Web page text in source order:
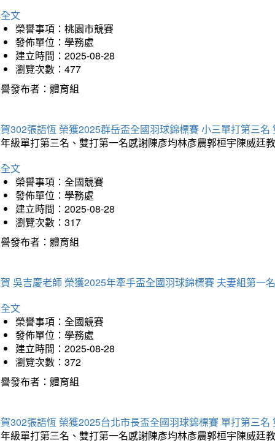
文
榮譽事項：桃園市競賽
發佈單位：學務處
建立時間：2025-08-28
瀏覽次數：477
發布者：體育組
302張語恆 榮獲2025群岳盃全國羽球錦標賽 小三單打第三名
級單打第三名、雙打第一名感謝陳彥均林彥農郭桓宇陳威廷
文
榮譽事項：全國競賽
發佈單位：學務處
建立時間：2025-08-28
瀏覽次數：317
發布者：體育組
吳吉慶老師 榮獲2025年牽手盃全國羽球錦標賽 夫妻組第一名
文
榮譽事項：全國競賽
發佈單位：學務處
建立時間：2025-08-28
瀏覽次數：372
發布者：體育組
302張語恆 榮獲2025台北市長盃全國羽球錦標賽 單打第三名
級單打第三名、雙打第一名感謝陳彥均林彥農郭桓宇陳威廷